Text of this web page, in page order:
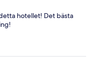
hotellet! Det bästa